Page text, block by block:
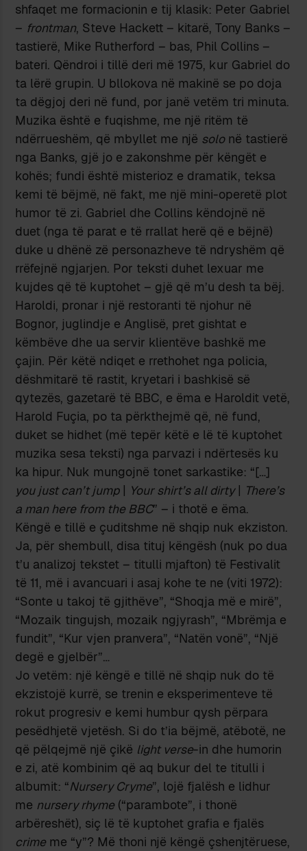
shfaqet me formacionin e tij klasik: Peter Gabriel
– frontman, Steve Hackett – kitarë, Tony Banks –
tastierë, Mike Rutherford – bas, Phil Collins –
bateri. Qëndroi i tillë deri më 1975, kur Gabriel do
ta lërë grupin. U bllokova në makinë se po doja
ta dëgjoj deri në fund, por janë vetëm tri minuta.
Muzika është e fuqishme, me një ritëm të
ndërrueshëm, që mbyllet me një solonë tastierë
nga Banks, gjë jo e zakonshme për këngët e
kohës; fundi është misterioz e dramatik, teksa
kemi të bëjmë, në fakt, me një mini-operetë plot
humor të zi. Gabriel dhe Collins këndojnë në
duet (nga të parat e të rrallat herë që e bëjnë)
duke u dhënë zë personazheve të ndryshëm që
rrëfejnë ngjarjen. Por teksti duhet lexuar me
kujdes që të kuptohet – gjë që m’u desh ta bëj.
Haroldi, pronar i një restoranti të njohur në
Bognor, juglindje e Anglisë, pret gishtat e
këmbëve dhe ua servir klientëve bashkë me
çajin. Për këtë ndiqet e rrethohet nga policia,
dëshmitarë të rastit, kryetari i bashkisë së
qytezës, gazetarë të BBC, e ëma e Haroldit vetë,
Harold Fuçia, po ta përkthejmë që, në fund,
duket se hidhet (më tepër këtë e lë të kuptohet
muzika sesa teksti) nga parvazi i ndërtesës ku
ka hipur. Nuk mungojnë tonet sarkastike: “[…]
you just can’t jump| Your shirt’s all dirty| There’s
a man here from the BBC” – i thotë e ëma.
Këngë e tillë e çuditshme në shqip nuk ekziston.
Ja, për shembull, disa tituj këngësh (nuk po dua
t’u analizoj tekstet – titulli mjafton) të Festivalit
të 11, më i avancuari i asaj kohe te ne (viti 1972):
“Sonte u takoj të gjithëve”, “Shoqja më e mirë”,
“Mozaik tingujsh, mozaik ngjyrash”, “Mbrëmja e
fundit”, “Kur vjen pranvera”, “Natën vonë”, “Një
degë e gjelbër”…
Jo vetëm: një këngë e tillë në shqip nuk do të
ekzistojë kurrë, se trenin e eksperimenteve të
rokut progresiv e kemi humbur qysh përpara
pesëdhjetë vjetësh. Si do t’ia bëjmë, atëbotë, ne
që pëlqejmë një çikë light verse-in dhe humorin
e zi, atë kombinim që aq bukur del te titulli i
albumit: “Nursery Cryme”, lojë fjalësh e lidhur
me nursery rhyme (“parambote”, i thonë
arbëreshët), siç lë të kuptohet grafia e fjalës
crime me “y”? Më thoni një këngë çshenjtëruese,